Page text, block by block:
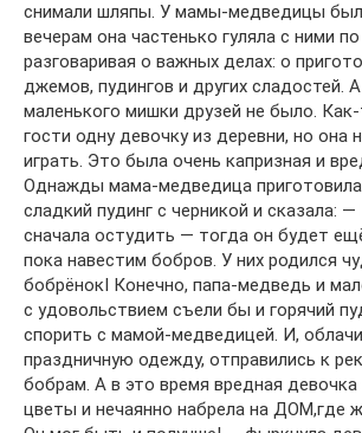
снимали шляпы. У мамы-медведицы
вечерам она частенько гуляла с ними по
разговаривая о важных делах: о
джемов, пудингов и других сладостей.
маленького мишки друзей не было.
гости одну девочку из деревни, но она
играть. Это была очень капризная и
Однажды мама-медведица приготовила
сладкий пудинг с черникой и сказала:
сначала остудить — тогда он будет
пока навестим бобров. У них родился
бобрёнокI Конечно, папа-медведь и
с удовольствием съели бы и горячий
спорить с мамой-медведицей. И,
праздничную одежду, отправились к
бобрам. А в это время вредная девочка
цветы и нечаянно набрела на ДОМ,где